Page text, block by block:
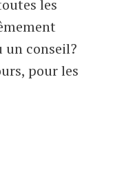
les
conseil?
pour les